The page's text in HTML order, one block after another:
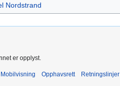
Nordstrand
er opplyst.
Mobilvisning Opphavsrett Retningslinjer